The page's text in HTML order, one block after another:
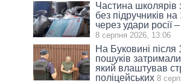
Частина школярів
без підручників
через удари росії
8 серпня 2026, 13:06
На Буковині після
пошуків
який влаштував
поліцейських 8